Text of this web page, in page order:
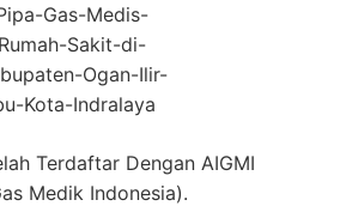
Gas-Medis-
Rumah-Sakit-di-
Ogan-Ilir-
Kota-Indralaya
Terdaftar Dengan AIGMI
Medik Indonesia).